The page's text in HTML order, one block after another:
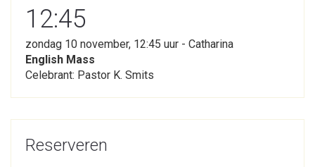
12:45
zondag 10 november, 12:45 uur - Catharina
English Mass
Celebrant: Pastor K. Smits
Reserveren